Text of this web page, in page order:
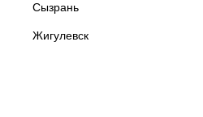
Наличие в магазинах
Уютный антикварный
Сызрань
Жигулевск